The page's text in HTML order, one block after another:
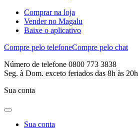
Comprar na loja
Vender no Magalu
Baixe o aplicativo
Compre pelo telefoneCompre pelo chat
Número de telefone 0800 773 3838
Seg. à Dom. exceto feriados das 8h às 20h
Sua conta
Sua conta